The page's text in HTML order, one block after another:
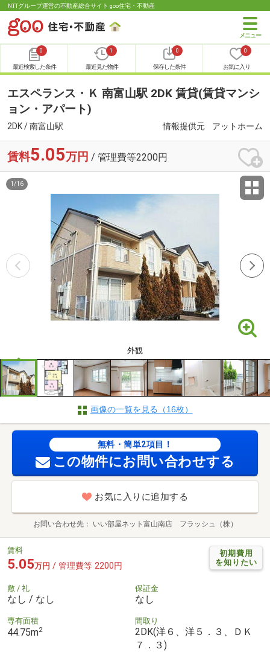
NTTグループ運営の不動産総合サイト goo住宅・不動産
0
最近検索した条件
1
最近見た物件
0
保存した条件
0
お気に入り
エスペランス・Ｋ 南富山駅 2DK 賃貸(賃貸マンシ
ョン・アパート)
2DK / 南富山駅 情報提供元 アットホーム
賃料5.05万円 / 管理費等2200円
外観
1 /16
画像の一覧を見る（16枚）
無料・簡単2項目！
この物件にお問い合わせする
お気に入りに追加する
お問い合わせ先 いい部屋ネット富山南店 フラッシュ（株）
初期費用
を知りたい
賃料
5.05万円 / 管理費等 2200円
敷 / 礼
なし / なし
保証金
なし
専有面積
44.75m2
間取り
2DK(洋６、洋５．３、ＤＫ
７．３)